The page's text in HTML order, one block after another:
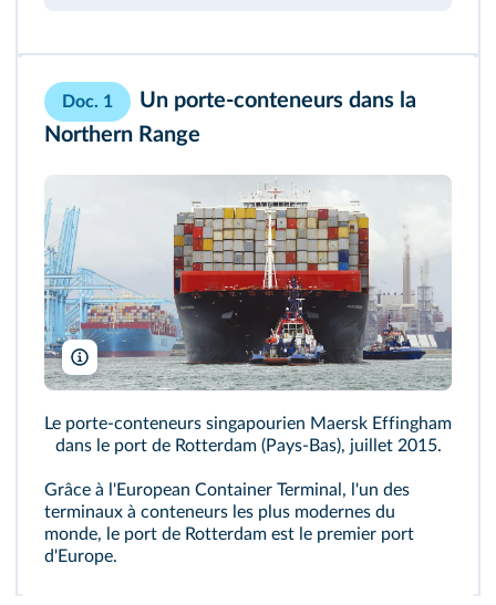
Doc. 1
Un porte-conteneurs dans la
Northern Range
Kees Torn/Wikimedia
Le porte-conteneurs singapourien Maersk Effingham
dans le port de Rotterdam (Pays-Bas), juillet 2015.
Grâce à l'European Container Terminal, l'un des
terminaux à conteneurs les plus modernes du
monde, le port de Rotterdam est le premier port
d'Europe.